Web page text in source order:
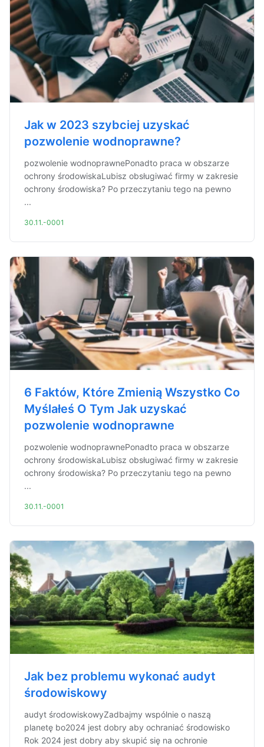
Jak w 2023 szybciej uzyskać
pozwolenie wodnoprawne?
pozwolenie wodnoprawnePonadto praca w obszarze
ochrony środowiskaLubisz obsługiwać firmy w zakresie
ochrony środowiska? Po przeczytaniu tego na pewno
...
30.11.-0001
6 Faktów, Które Zmienią Wszystko Co
Myślałeś O Tym Jak uzyskać
pozwolenie wodnoprawne
pozwolenie wodnoprawnePonadto praca w obszarze
ochrony środowiskaLubisz obsługiwać firmy w zakresie
ochrony środowiska? Po przeczytaniu tego na pewno
...
30.11.-0001
Jak bez problemu wykonać audyt
środowiskowy
audyt środowiskowyZadbajmy wspólnie o naszą
planetę bo2024 jest dobry aby ochraniać środowisko
Rok 2024 jest dobry aby skupić się na ochronie